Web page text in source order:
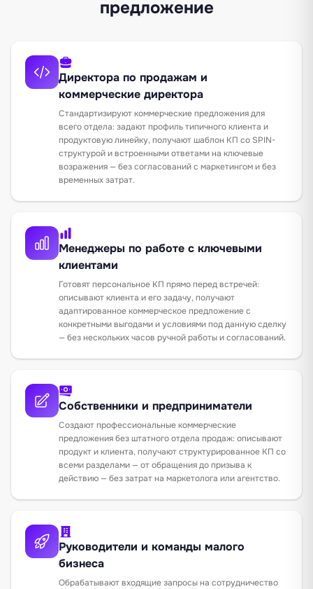
предложение
Директора по продажам и
коммерческие директора
Стандартизируют коммерческие предложения для
всего отдела: задают профиль типичного клиента и
продуктовую линейку, получают шаблон КП со SPIN-
структурой и встроенными ответами на ключевые
возражения — без согласований с маркетингом и без
временных затрат.
Менеджеры по работе с ключевыми
клиентами
Готовят персональное КП прямо перед встречей:
описывают клиента и его задачу, получают
адаптированное коммерческое предложение с
конкретными выгодами и условиями под данную сделку
— без нескольких часов ручной работы и согласований.
Собственники и предприниматели
Создают профессиональные коммерческие
предложения без штатного отдела продаж: описывают
продукт и клиента, получают структурированное КП со
всеми разделами — от обращения до призыва к
действию — без затрат на маркетолога или агентство.
Руководители и команды малого
бизнеса
Обрабатывают входящие запросы на сотрудничество